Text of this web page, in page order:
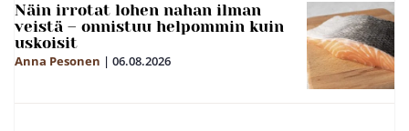
Näin irrotat lohen nahan ilman
veistä – onnistuu helpommin kuin
uskoisit
Anna Pesonen | 06.08.2026